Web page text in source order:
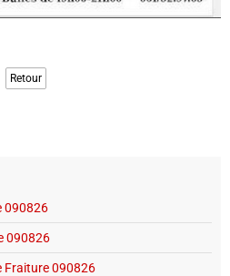
Retour
090826
090826
Fraiture 090826